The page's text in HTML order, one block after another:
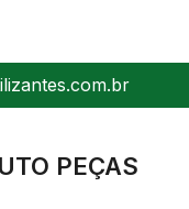
PEÇAS